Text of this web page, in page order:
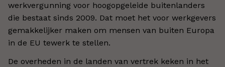
werkvergunning voor hoogopgeleide buitenlanders
die bestaat sinds 2009. Dat moet het voor werkgevers
gemakkelijker maken om mensen van buiten Europa
in de EU tewerk te stellen.
De overheden in de landen van vertrek keken in het